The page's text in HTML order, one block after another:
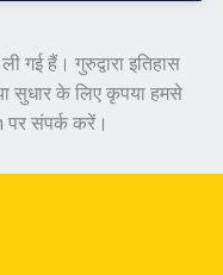
गई हैं। गुरुद्वारा इतिहास
सुधार के लिए कृपया हमसे
संपर्क करें।